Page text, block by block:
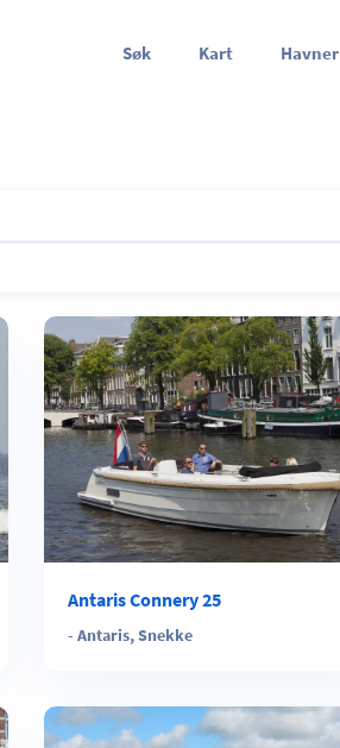
Søk Kart Havner
Antaris Connery 25
-Antaris,Snekke